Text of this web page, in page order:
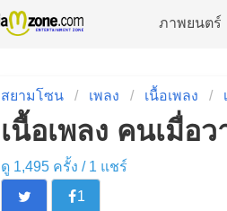
ภาพยนตร์
สยามโซน เพลง เนื้อเพลง
เนื้อเพลง คนเมื่อ
ดู 1,495 ครั้ง / 1 แชร์
1